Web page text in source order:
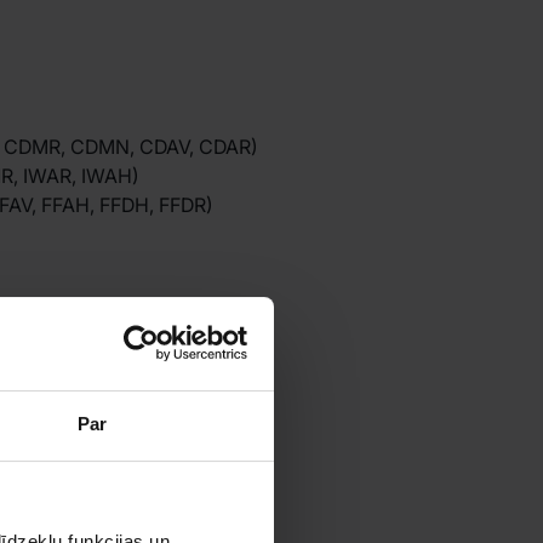
Par
CDMN, CDAV, CDAR)
IWAR, IWAH)
FFAH, FFDH, FFDR)
izņemot logus un
izraisījusi vandālisms,
ir tikai 100 EUR.
nav iekļauta